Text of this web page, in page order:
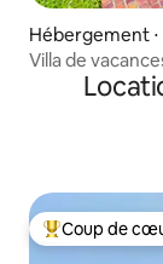
Hébergement
Villa de
5 minutes de la
Coups de cœur
Coup de